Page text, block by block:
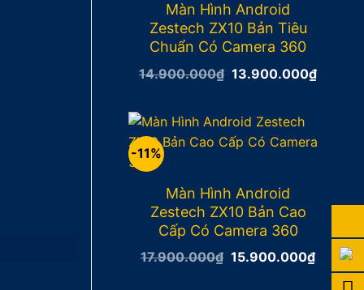
Màn Hình Android
Zestech ZX10 Bản Tiêu
Chuẩn Có Camera 360
14.900.000₫ Giá
13.900.000₫Giá
hiện
-11%
Màn Hình Android
Zestech ZX10 Bản Cao
Cấp Có Camera 360
17.900.000₫ Giá
15.900.000₫Giá
hiện